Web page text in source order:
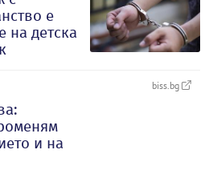
е
на детска
biss.bg
и на